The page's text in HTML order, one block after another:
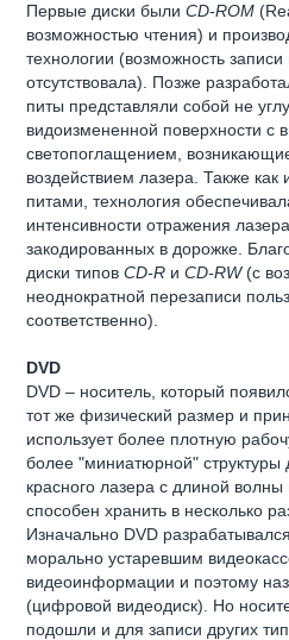
Первые диски былиCD-ROM
возможностью чтения) и
технологии (возможность
отсутствовала). Позже
питы представляли собой не
видоизмененной поверхности с
светопоглащением,
воздействием лазера. Также как
питами, технология
интенсивности отражения
закодированных в дорожке.
диски типовCD-R иCD-RW(с
неоднократной перезаписи
соответственно).
DVD
DVD – носитель, который
тот же физический размер и
использует более плотную
более "миниатюрной" структуры
красного лазера с длиной
способен хранить в несколько
Изначально DVD
морально устаревшим
видеоинформации и поэтому
(цифровой видеодиск). Но
подошли и для записи других